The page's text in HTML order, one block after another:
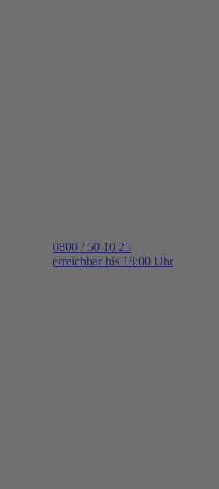
0800 / 50 10 25
erreichbar bis 18:00 Uhr